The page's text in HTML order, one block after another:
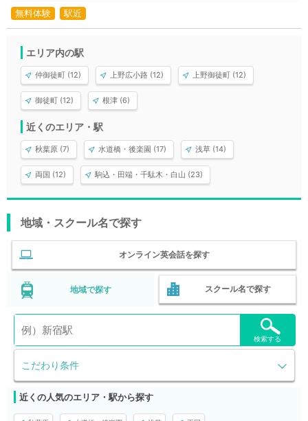
無料体験 駅近
エリア内の駅
仲御徒町 (12) 上野広小路 (12) 上野御徒町 (12)
御徒町 (12) 根津 (6)
近くのエリア・駅
秋葉原 (7) 水道橋・後楽園 (17) 浅草 (14)
両国 (12) 駒込・田端・千駄木・白山 (23)
地域・スクール名で探す
オンライン英会話を探す
地域で探す スクール名で探す
こだわり条件
検索する
近くの人気のエリア・駅から探す